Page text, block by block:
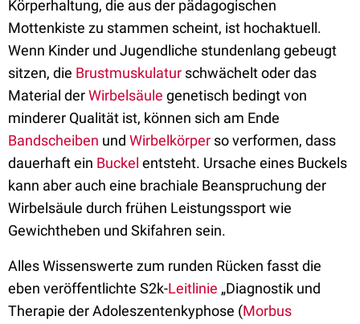
Körperhaltung, die aus der pädagogischen
Mottenkiste zu stammen scheint, ist hochaktuell.
Wenn Kinder und Jugendliche stundenlang gebeugt
sitzen, die Brustmuskulatur schwächelt oder das
Material derWirbelsäule genetisch bedingt von
minderer Qualität ist, können sich am Ende
Bandscheiben und Wirbelkörper so verformen, dass
dauerhaft ein Buckel entsteht. Ursache eines Buckels
kann aber auch eine brachiale Beanspruchung der
Wirbelsäule durch frühen Leistungssport wie
Gewichtheben und Skifahren sein.
Alles Wissenswerte zum runden Rücken fasst die
eben veröffentlichte S2k-Leitlinie „Diagnostik und
Therapie der Adoleszentenkyphose (Morbus